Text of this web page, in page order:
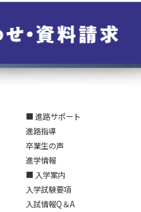
■ 進路サポート
進路指導
卒業生の声
進学情報
■ 入学案内
入学試験要項
入試情報Q＆A